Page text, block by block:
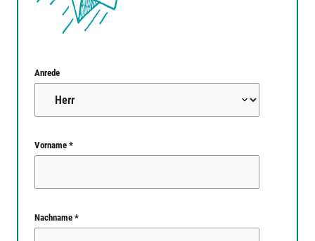
Anrede
Vorname *
Nachname *